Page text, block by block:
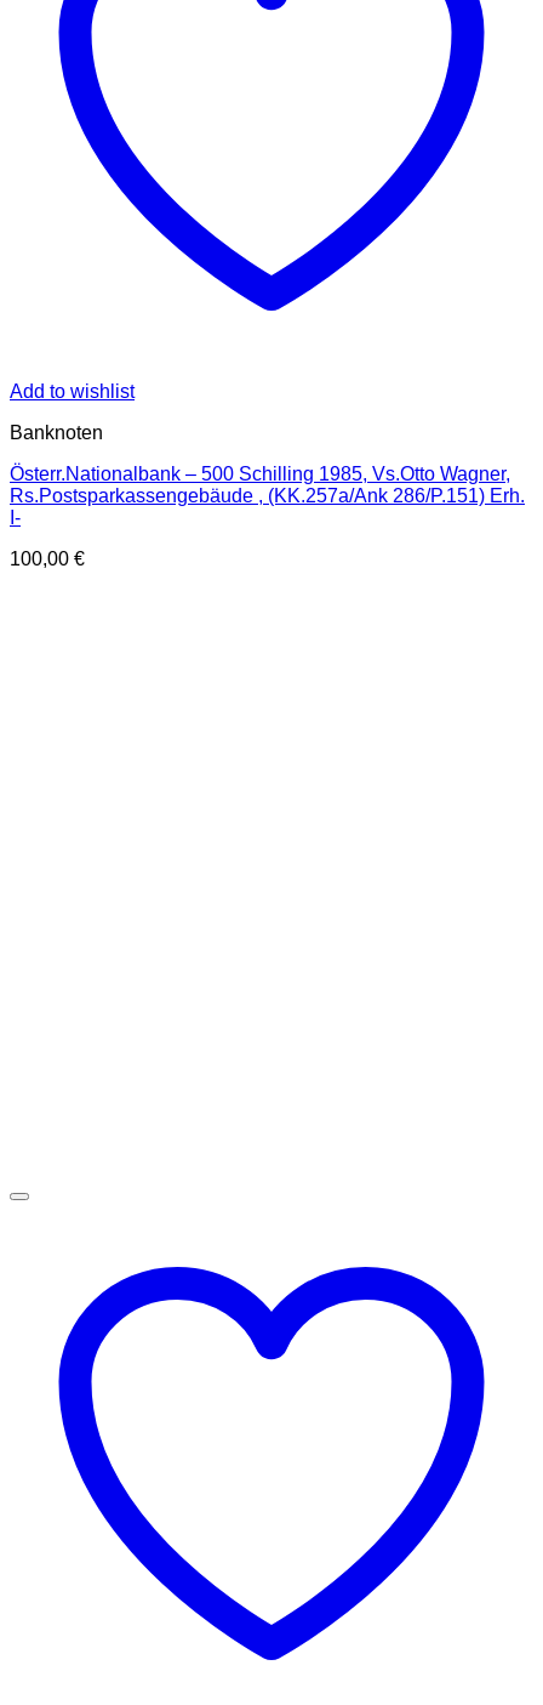
Add to wishlist
Banknoten
Österr.Nationalbank – 500 Schilling 1985, Vs.Otto Wagner,
Rs.Postsparkassengebäude , (KK.257a/Ank 286/P.151) Erh.
I-
100,00 €